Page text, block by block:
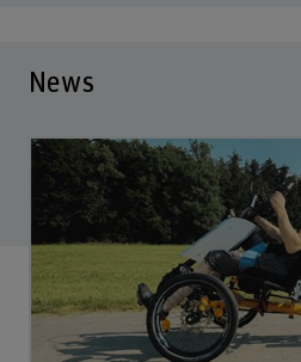
News